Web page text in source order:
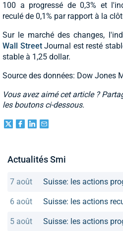
100 a progressé de 0,3% et
reculé de 0,1% par rapport à la
Sur le marché des changes,
Wall StreetJournal est resté
stable à 1,25 dollar.
Source des données: Dow Jones
Vous avez aimé cet article ?
les boutons ci-dessous.
Actualités Smi
7 août Suisse: les actions
6 août Suisse: les actions
5 août Suisse: les actions